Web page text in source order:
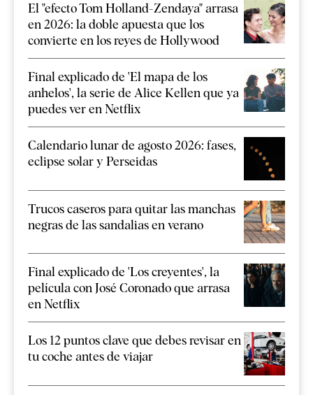
El "efecto Tom Holland-Zendaya" arrasa
en 2026: la doble apuesta que los
convierte en los reyes de Hollywood
Final explicado de 'El mapa de los
anhelos', la serie de Alice Kellen que ya
puedes ver en Netflix
Calendario lunar de agosto 2026: fases,
eclipse solar y Perseidas
Trucos caseros para quitar las manchas
negras de las sandalias en verano
Final explicado de 'Los creyentes', la
película con José Coronado que arrasa
en Netflix
Los 12 puntos clave que debes revisar en
tu coche antes de viajar